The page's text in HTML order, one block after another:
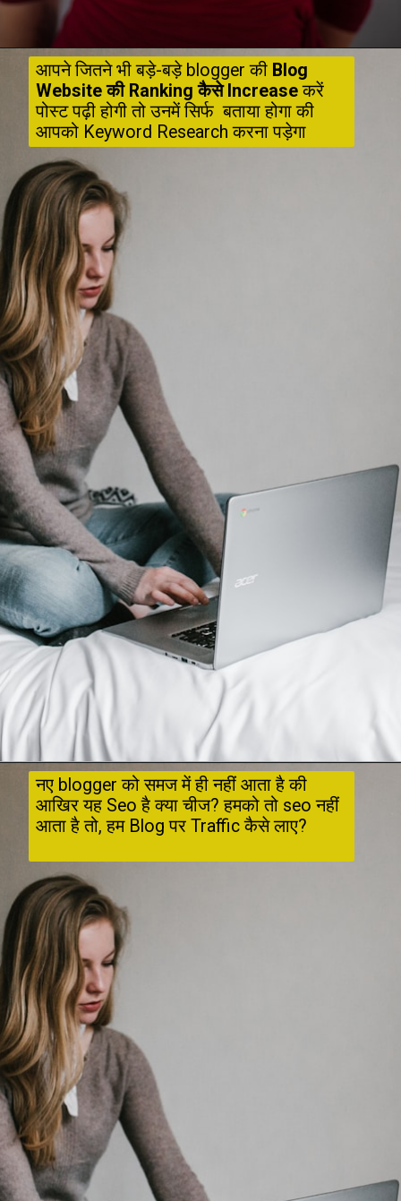
आपने जितने भी बड़े-बड़े blogger की Blog
Website की Ranking कैसे Increase करें
पोस्ट पढ़ी होगी तो उनमें सिर्फ  बताया होगा की
आपको Keyword Research करना पड़ेगा
नए blogger को समज में ही नहीं आता है की
आखिर यह Seo है क्या चीज? हमको तो seo नहीं
आता है तो, हम Blog पर Traffic कैसे लाए?